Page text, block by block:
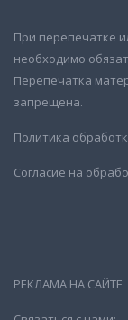
При перепечатке
необходимо
Перепечатка
запрещена.
Политика
Согласие на
РЕКЛАМА НА САЙТЕ